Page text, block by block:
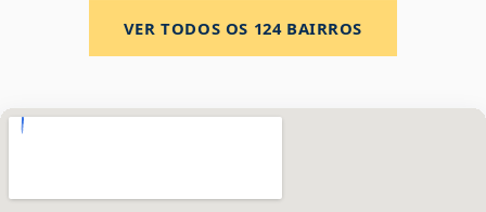
VER TODOS OS 124BAIRROS